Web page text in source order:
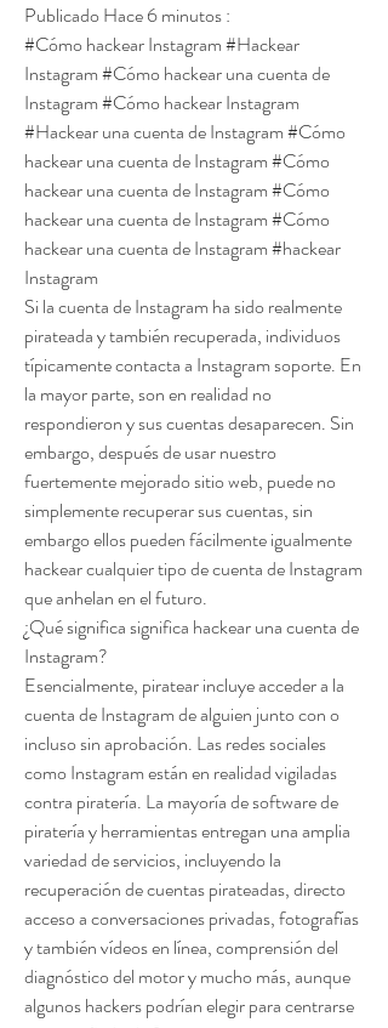
Publicado Hace 6 minutos :
#Cómo hackear Instagram #Hackear
Instagram #Cómo hackear una cuenta de
Instagram #Cómo hackear Instagram
#Hackear una cuenta de Instagram #Cómo
hackear una cuenta de Instagram #Cómo
hackear una cuenta de Instagram #Cómo
hackear una cuenta de Instagram #Cómo
hackear una cuenta de Instagram #hackear
Instagram
Si la cuenta de Instagram ha sido realmente
pirateada y también recuperada, individuos
típicamente contacta a Instagram soporte. En
la mayor parte, son en realidad no
respondieron y sus cuentas desaparecen. Sin
embargo, después de usar nuestro
fuertemente mejorado sitio web, puede no
simplemente recuperar sus cuentas, sin
embargo ellos pueden fácilmente igualmente
hackear cualquier tipo de cuenta de Instagram
que anhelan en el futuro.
¿Qué significa significa hackear una cuenta de
Instagram?
Esencialmente, piratear incluye acceder a la
cuenta de Instagram de alguien junto con o
incluso sin aprobación. Las redes sociales
como Instagram están en realidad vigiladas
contra piratería. La mayoría de software de
piratería y herramientas entregan una amplia
variedad de servicios, incluyendo la
recuperación de cuentas pirateadas, directo
acceso a conversaciones privadas, fotografías
y también vídeos en línea, comprensión del
diagnóstico del motor y mucho más, aunque
algunos hackers podrían elegir para centrarse